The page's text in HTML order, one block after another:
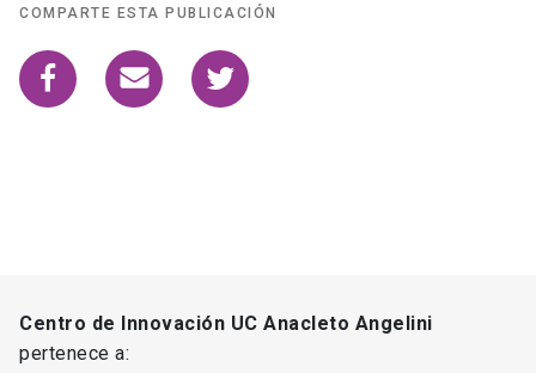
COMPARTE ESTA PUBLICACIÓN
Centro de Innovación UC Anacleto Angelini
pertenece a: